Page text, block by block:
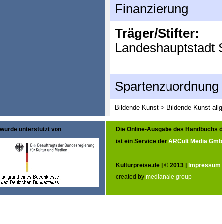
Finanzierung
Träger/Stifter:
Landeshauptstadt
Spartenzuordnung
Bildende Kunst > Bildende Kunst
wurde unterstützt von
Die Online-Ausgabe des Handbuchs
ist ein Service der ARCult Media
Kulturpreise.de | © 2013 | Impressum
created by medianale group